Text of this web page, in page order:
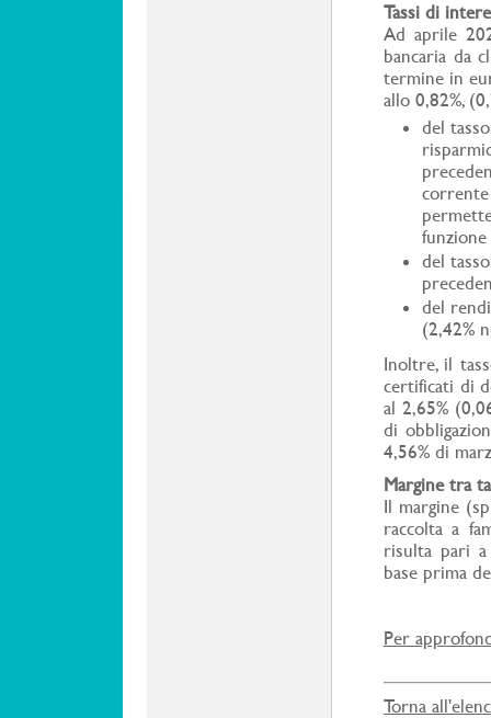
Tassi di
Ad aprile
bancaria da
termine in
allo 0,82%,
del
del
del
(2,42%
Inoltre, il
certificati di
al 2,65%
di
4,56% di
Margine tra
Il margine
raccolta a
risulta pari
base prima
Per
Torna